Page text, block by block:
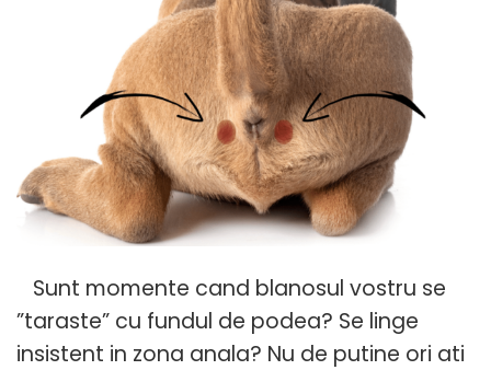
Sunt momente cand blanosul vostru se
”taraste” cu fundul de podea? Se linge
insistent in zona anala? Nu de putine ori ati